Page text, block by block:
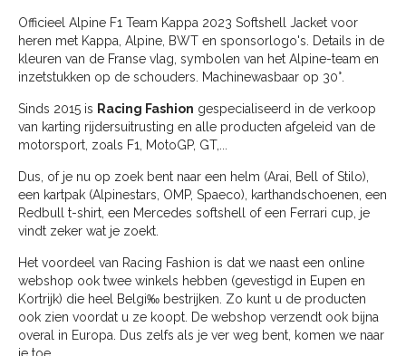
Officieel Alpine F1 Team Kappa 2023 Softshell Jacket voor
heren met Kappa, Alpine, BWT en sponsorlogo's. Details in de
kleuren van de Franse vlag, symbolen van het Alpine-team en
inzetstukken op de schouders. Machinewasbaar op 30°.
Sinds 2015 is Racing Fashion gespecialiseerd in de verkoop
van karting rijdersuitrusting en alle producten afgeleid van de
motorsport, zoals F1, MotoGP, GT,...
Dus, of je nu op zoek bent naar een helm (Arai, Bell of Stilo),
een kartpak (Alpinestars, OMP, Spaeco), karthandschoenen, een
Redbull t-shirt, een Mercedes softshell of een Ferrari cup, je
vindt zeker wat je zoekt.
Het voordeel van Racing Fashion is dat we naast een online
webshop ook twee winkels hebben (gevestigd in Eupen en
Kortrijk) die heel Belgi‰ bestrijken. Zo kunt u de producten
ook zien voordat u ze koopt. De webshop verzendt ook bijna
overal in Europa. Dus zelfs als je ver weg bent, komen we naar